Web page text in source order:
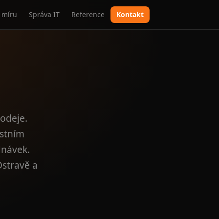
míru Správa IT Reference Kontakt
a